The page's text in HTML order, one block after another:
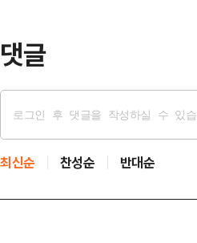
댓글
최신순 찬성순 반대순